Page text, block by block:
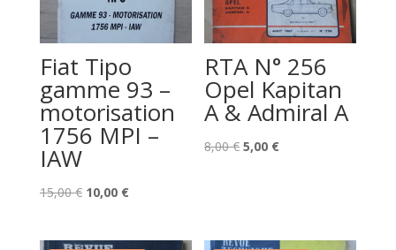
Fiat Tipo
gamme 93 –
motorisation
1756 MPI –
IAW
15,00€ Le
initial
10,00 €Le
actuel
RTA N° 256
Opel Kapitan
A & Admiral A
8,00€ Le
8,00 €.
5,00 €Le
5,00 €.